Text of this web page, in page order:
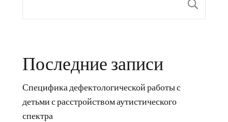
Последние записи
Специфика дефектологической работы с
детьми с расстройством аутистического
спектра